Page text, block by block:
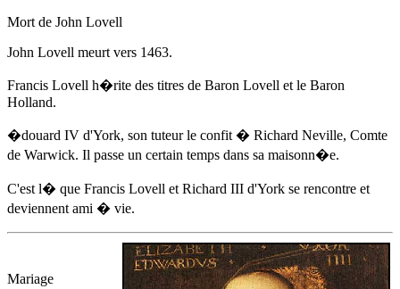
Mort de John Lovell
John Lovell meurt vers 1463.
Francis Lovell h�rite des titres de Baron Lovell et le Baron
Holland.
�douard IV d'York, son tuteur le confit � Richard Neville, Comte
de Warwick. Il passe un certain temps dans sa maisonn�e.
C'est l� que Francis Lovell et Richard III d'York se rencontre et
deviennent ami � vie.
Mariage